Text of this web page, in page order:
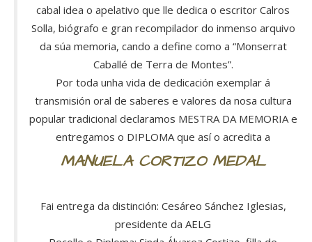
cabal idea o apelativo que lle dedica o escritor Calros
Solla, biógrafo e gran recompilador do inmenso arquivo
da súa memoria, cando a define como a “Monserrat
Caballé de Terra de Montes”.
Por toda unha vida de dedicación exemplar á
transmisión oral de saberes e valores da nosa cultura
popular tradicional declaramos MESTRA DA MEMORIA e
entregamos o DIPLOMA que así o acredita a
MANUELA CORTIZO MEDAL
Fai entrega da distinción: Cesáreo Sánchez Iglesias,
presidente da AELG